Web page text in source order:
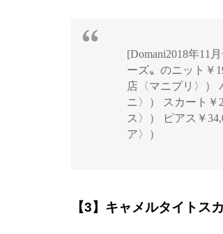
[Domani2018年11
ーズ〟のニット￥
店〈マニプリ〉）
ニ〉） スカート￥
ス〉） ピアス￥
ア〉）
【3】キャメルタイトス